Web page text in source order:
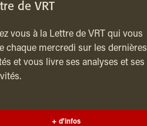
de VRT
vous à la Lettre de VRT qui vous
chaque mercredi sur les dernières
et vous livre ses analyses et ses
+ d'infos